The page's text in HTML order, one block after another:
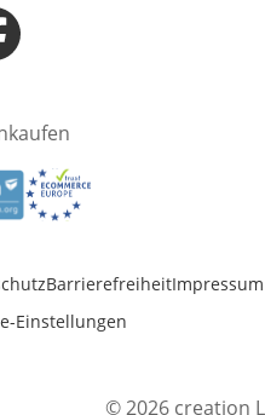
in neuem Fenster
Fenster
Öffnet in neuem Fenster
BarrierefreiheitImpressum
Einstellungen
© 2026 creation L